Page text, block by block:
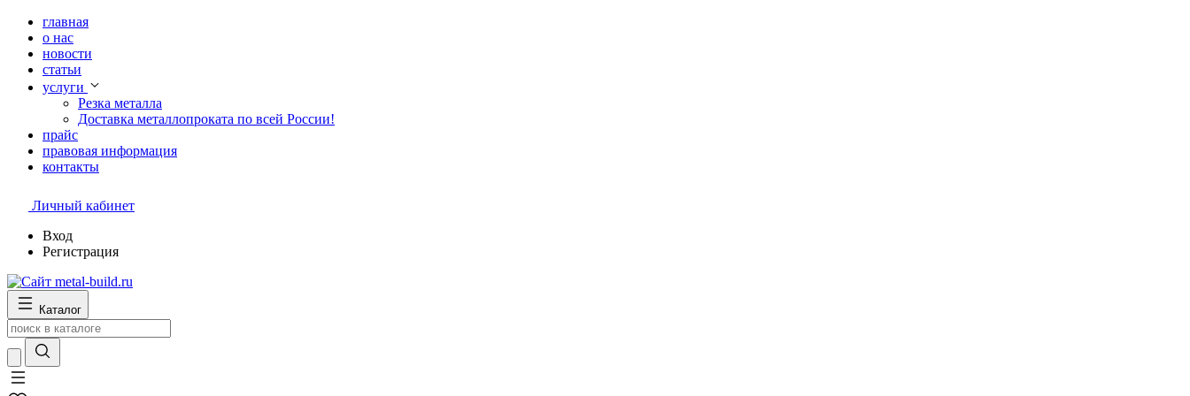
главная
о нас
новости
статьи
услуги
Резка металла
Доставка металлопроката по всей России!
прайс
правовая информация
контакты
Личный кабинет
Вход
Регистрация
Каталог